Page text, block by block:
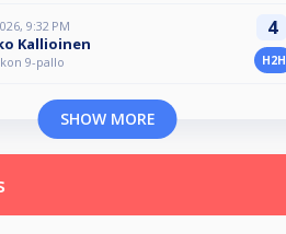
9:32 PM
Kallioinen
9-pallo
4
H2H
SHOW MORE